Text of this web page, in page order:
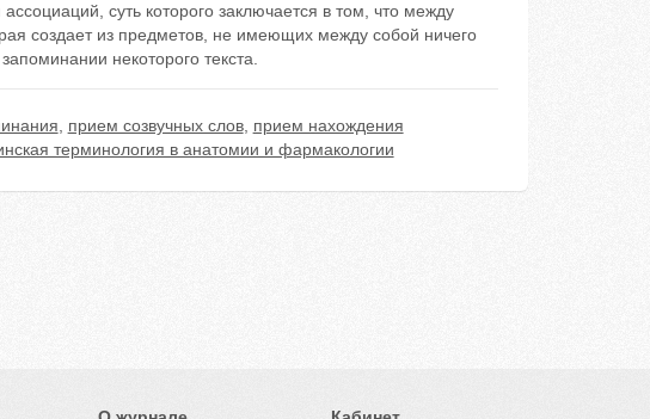
суть которого заключается в том, что между
создает из предметов, не имеющих между собой ничего
некоторого текста.
прием созвучных слов, прием нахождения
терминология в анатомии и фармакологии